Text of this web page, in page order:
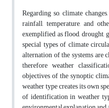
Regarding so, climate
rainfall, temperature, and
exemplified as flood, drought,
special types of climate
alternation of the systems
therefore weather
objectives of the synoptic
weather type creates its own
of identification in weather